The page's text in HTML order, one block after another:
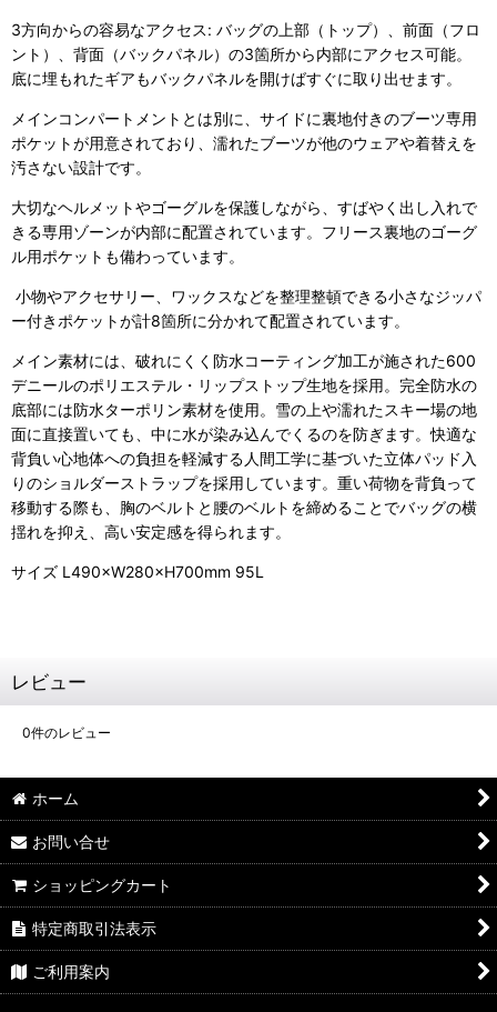
3方向からの容易なアクセス: バッグの上部（トップ）、前面（フロ
ント）、背面（バックパネル）の3箇所から内部にアクセス可能。
底に埋もれたギアもバックパネルを開けばすぐに取り出せます。
メインコンパートメントとは別に、サイドに裏地付きのブーツ専用
ポケットが用意されており、濡れたブーツが他のウェアや着替えを
汚さない設計です。
大切なヘルメットやゴーグルを保護しながら、すばやく出し入れで
きる専用ゾーンが内部に配置されています。フリース裏地のゴーグ
ル用ポケットも備わっています。
小物やアクセサリー、ワックスなどを整理整頓できる小さなジッパ
ー付きポケットが計8箇所に分かれて配置されています。
メイン素材には、破れにくく防水コーティング加工が施された600
デニールのポリエステル・リップストップ生地を採用。完全防水の
底部には防水ターポリン素材を使用。雪の上や濡れたスキー場の地
面に直接置いても、中に水が染み込んでくるのを防ぎます。快適な
背負い心地体への負担を軽減する人間工学に基づいた立体パッド入
りのショルダーストラップを採用しています。重い荷物を背負って
移動する際も、胸のベルトと腰のベルトを締めることでバッグの横
揺れを抑え、高い安定感を得られます。
サイズ L490×W280×H700mm 95L
レビュー
0件のレビュー
ホーム
お問い合せ
ショッピングカート
特定商取引法表示
ご利用案内